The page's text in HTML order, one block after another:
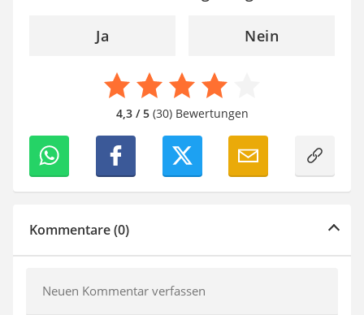
Ja Nein
4,3 / 5(30) Bewertungen
Kommentare (0)
Neuen Kommentar verfassen